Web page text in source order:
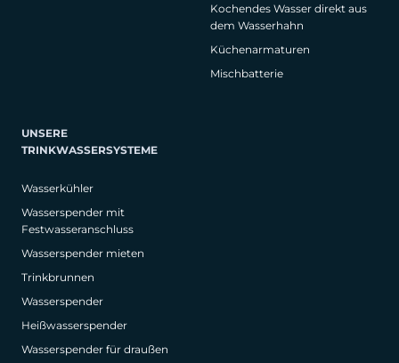
Kochendes Wasser direkt aus
dem Wasserhahn
Küchenarmaturen
Mischbatterie
UNSERE
TRINKWASSERSYSTEME
Wasserkühler
Wasserspender mit
Festwasseranschluss
Wasserspender mieten
Trinkbrunnen
Wasserspender
Heißwasserspender
Wasserspender für draußen